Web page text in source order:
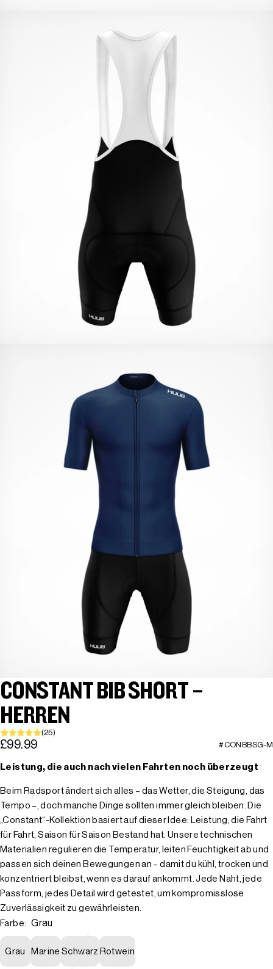
CONSTANT BIB SHORT –
HERREN
(25)
£99.99 #CONBBSG-M
Leistung, die auch nach vielen Fahrten noch überzeugt
Beim Radsport ändert sich alles – das Wetter, die Steigung, das
Tempo –, doch manche Dinge sollten immer gleich bleiben. Die
„Constant“-Kollektion basiert auf dieser Idee: Leistung, die Fahrt
für Fahrt, Saison für Saison Bestand hat. Unsere technischen
Materialien regulieren die Temperatur, leiten Feuchtigkeit ab und
passen sich deinen Bewegungen an – damit du kühl, trocken und
konzentriert bleibst, wenn es darauf ankommt. Jede Naht, jede
Passform, jedes Detail wird getestet, um kompromisslose
Zuverlässigkeit zu gewährleisten.
Farbe:
Grau
Grau Marine Schwarz Rotwein